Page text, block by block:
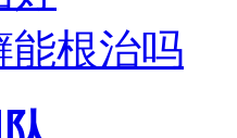
能根治吗